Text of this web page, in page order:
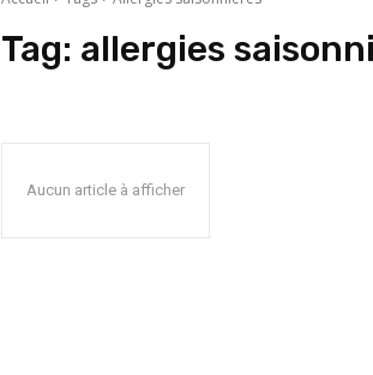
Tag: allergies
Aucun article à afficher